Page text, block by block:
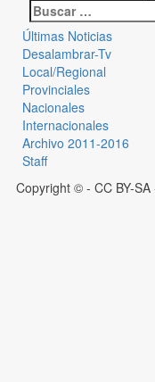
Últimas Noticias
Desalambrar-Tv
Local/Regional
Provinciales
Nacionales
Internacionales
Archivo 2011-2016
Staff
Copyright © - CC BY-SA